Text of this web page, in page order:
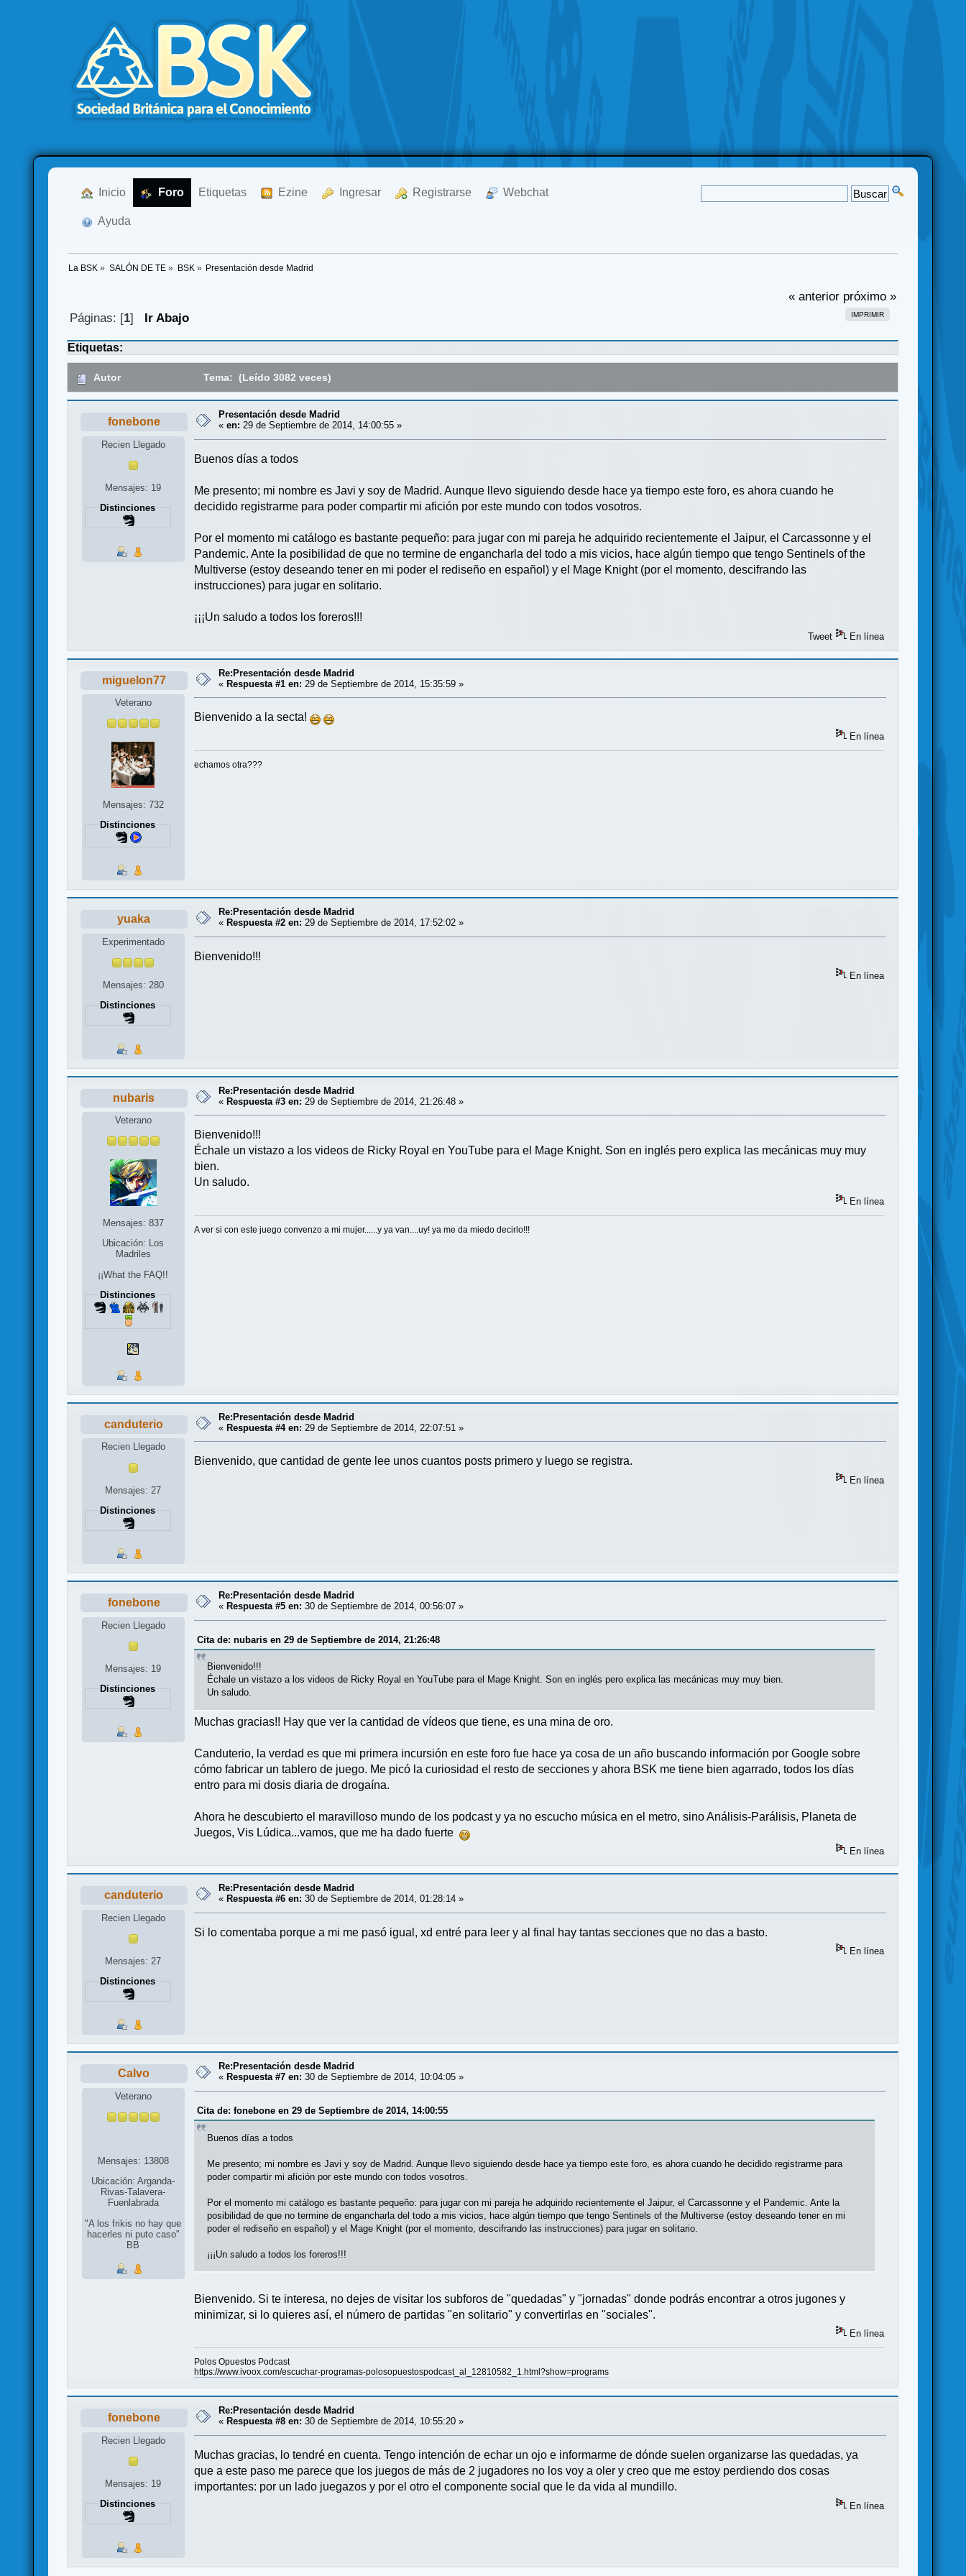
Inicio Foro Etiquetas Ezine Ingresar Registrarse Webchat
Ayuda
La BSK » SALÓN DE TE » BSK » Presentación desde Madrid
« anterior próximo »
IMPRIMIR
Páginas: [1] Ir Abajo
Etiquetas:
Autor Tema: (Leído 3082 veces)
fonebone
Recien Llegado
Mensajes: 19
Distinciones
Presentación desde Madrid
«en: 29 de Septiembre de 2014, 14:00:55 »
Buenos días a todos
Me presento; mi nombre es Javi y soy de Madrid. Aunque llevo siguiendo desde hace ya tiempo este foro, es ahora cuando he
decidido registrarme para poder compartir mi afición por este mundo con todos vosotros.
Por el momento mi catálogo es bastante pequeño: para jugar con mi pareja he adquirido recientemente el Jaipur, el Carcassonne y el
Pandemic. Ante la posibilidad de que no termine de engancharla del todo a mis vicios, hace algún tiempo que tengo Sentinels of the
Multiverse (estoy deseando tener en mi poder el rediseño en español) y el Mage Knight (por el momento, descifrando las
instrucciones) para jugar en solitario.
¡¡¡Un saludo a todos los foreros!!!
Tweet En línea
miguelon77
Veterano
Mensajes: 732
Distinciones
Re:Presentación desde Madrid
«Respuesta #1 en: 29 de Septiembre de 2014, 15:35:59 »
Bienvenido a la secta!
En línea
echamos otra???
yuaka
Experimentado
Mensajes: 280
Distinciones
Re:Presentación desde Madrid
« Respuesta #2 en: 29 de Septiembre de 2014, 17:52:02 »
Bienvenido!!!
En línea
nubaris
Veterano
Mensajes: 837
Ubicación: Los
Madriles
¡¡What the FAQ!!
Distinciones
Re:Presentación desde Madrid
«Respuesta #3 en: 29 de Septiembre de 2014, 21:26:48 »
Bienvenido!!!
Échale un vistazo a los videos de Ricky Royal en YouTube para el Mage Knight. Son en inglés pero explica las mecánicas muy muy
bien.
Un saludo.
En línea
A ver si con este juego convenzo a mi mujer......y ya van....uy! ya me da miedo decirlo!!!
canduterio
Recien Llegado
Mensajes: 27
Distinciones
Re:Presentación desde Madrid
« Respuesta #4 en: 29 de Septiembre de 2014, 22:07:51 »
Bienvenido, que cantidad de gente lee unos cuantos posts primero y luego se registra.
En línea
fonebone
Recien Llegado
Mensajes: 19
Distinciones
Re:Presentación desde Madrid
« Respuesta #5 en: 30 de Septiembre de 2014, 00:56:07 »
Cita de: nubaris en 29 de Septiembre de 2014, 21:26:48
Bienvenido!!!
Échale un vistazo a los videos de Ricky Royal en YouTube para el Mage Knight. Son en inglés pero explica las mecánicas muy muy bien.
Un saludo.
Muchas gracias!! Hay que ver la cantidad de vídeos que tiene, es una mina de oro.
Canduterio, la verdad es que mi primera incursión en este foro fue hace ya cosa de un año buscando información por Google sobre
cómo fabricar un tablero de juego. Me picó la curiosidad el resto de secciones y ahora BSK me tiene bien agarrado, todos los días
entro para mi dosis diaria de drogaína.
Ahora he descubierto el maravilloso mundo de los podcast y ya no escucho música en el metro, sino Análisis-Parálisis, Planeta de
Juegos, Vis Lúdica...vamos, que me ha dado fuerte
En línea
canduterio
Recien Llegado
Mensajes: 27
Distinciones
Re:Presentación desde Madrid
« Respuesta #6 en: 30 de Septiembre de 2014, 01:28:14 »
Si lo comentaba porque a mi me pasó igual, xd entré para leer y al final hay tantas secciones que no das a basto.
En línea
Calvo
Veterano
Mensajes: 13808
Ubicación: Arganda-
Rivas-Talavera-
Fuenlabrada
"A los frikis no hay que
hacerles ni puto caso"
BB
Re:Presentación desde Madrid
« Respuesta #7 en: 30 de Septiembre de 2014, 10:04:05 »
Cita de: fonebone en 29 de Septiembre de 2014, 14:00:55
Buenos días a todos
Me presento; mi nombre es Javi y soy de Madrid. Aunque llevo siguiendo desde hace ya tiempo este foro, es ahora cuando he decidido registrarme para
poder compartir mi afición por este mundo con todos vosotros.
Por el momento mi catálogo es bastante pequeño: para jugar con mi pareja he adquirido recientemente el Jaipur, el Carcassonne y el Pandemic. Ante la
posibilidad de que no termine de engancharla del todo a mis vicios, hace algún tiempo que tengo Sentinels of the Multiverse (estoy deseando tener en mi
poder el rediseño en español) y el Mage Knight (por el momento, descifrando las instrucciones) para jugar en solitario.
¡¡¡Un saludo a todos los foreros!!!
Bienvenido. Si te interesa, no dejes de visitar los subforos de "quedadas" y "jornadas" donde podrás encontrar a otros jugones y
minimizar, si lo quieres así, el número de partidas "en solitario" y convertirlas en "sociales".
En línea
Polos Opuestos Podcast
https://www.ivoox.com/escuchar-programas-polosopuestospodcast_al_12810582_1.html?show=programs
fonebone
Recien Llegado
Mensajes: 19
Distinciones
Re:Presentación desde Madrid
« Respuesta #8 en: 30 de Septiembre de 2014, 10:55:20 »
Muchas gracias, lo tendré en cuenta. Tengo intención de echar un ojo e informarme de dónde suelen organizarse las quedadas, ya
que a este paso me parece que los juegos de más de 2 jugadores no los voy a oler y creo que me estoy perdiendo dos cosas
importantes: por un lado juegazos y por el otro el componente social que le da vida al mundillo.
En línea